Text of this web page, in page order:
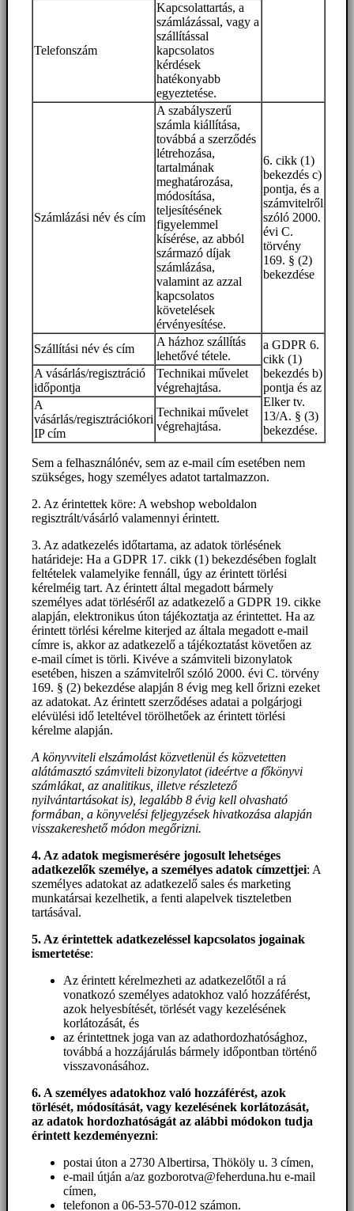
Telefonszám
Kapcsolattartás, a
számlázással, vagy a
szállítással
kapcsolatos
kérdések
hatékonyabb
egyeztetése.
Számlázási név és cím
A szabályszerű
számla kiállítása,
továbbá a szerződés
létrehozása,
tartalmának
meghatározása,
módosítása,
teljesítésének
figyelemmel
kísérése, az abból
származó díjak
számlázása,
valamint az azzal
kapcsolatos
követelések
érvényesítése.
6. cikk (1)
bekezdés c)
pontja, és a
számvitelről
szóló 2000.
évi C.
törvény
169. § (2)
bekezdése
Szállítási név és cím
A házhoz szállítás
lehetővé tétele.
a GDPR 6.
cikk (1)
bekezdés b)
pontja és az
Elker tv.
13/A. § (3)
bekezdése.
A vásárlás/regisztráció
időpontja
Technikai művelet
végrehajtása.
A
vásárlás/regisztrációkori
IP cím
Technikai művelet
végrehajtása.
Sem a felhasználónév, sem az e-mail cím esetében nem
szükséges, hogy személyes adatot tartalmazzon.
2. Az érintettek köre: A webshop weboldalon
regisztrált/vásárló valamennyi érintett.
3. Az adatkezelés időtartama, az adatok törlésének
határideje: Ha a GDPR 17. cikk (1) bekezdésében foglalt
feltételek valamelyike fennáll, úgy az érintett törlési
kérelméig tart. Az érintett által megadott bármely
személyes adat törléséről az adatkezelő a GDPR 19. cikke
alapján, elektronikus úton tájékoztatja az érintettet. Ha az
érintett törlési kérelme kiterjed az általa megadott e-mail
címre is, akkor az adatkezelő a tájékoztatást követően az
e-mail címet is törli. Kivéve a számviteli bizonylatok
esetében, hiszen a számvitelről szóló 2000. évi C. törvény
169. § (2) bekezdése alapján 8 évig meg kell őrizni ezeket
az adatokat. Az érintett szerződéses adatai a polgárjogi
elévülési idő leteltével törölhetőek az érintett törlési
kérelme alapján.
A könyvviteli elszámolást közvetlenül és közvetetten
alátámasztó számviteli bizonylatot (ideértve a főkönyvi
számlákat, az analitikus, illetve részletező
nyilvántartásokat is), legalább 8 évig kell olvasható
formában, a könyvelési feljegyzések hivatkozása alapján
visszakereshető módon megőrizni.
4. Az adatok megismerésére jogosult lehetséges
adatkezelők személye, a személyes adatok címzettjei: A
személyes adatokat az adatkezelő sales és marketing
munkatársai kezelhetik, a fenti alapelvek tiszteletben
tartásával.
5. Az érintettek adatkezeléssel kapcsolatos jogainak
ismertetése:
Az érintett kérelmezheti az adatkezelőtől a rá
vonatkozó személyes adatokhoz való hozzáférést,
azok helyesbítését, törlését vagy kezelésének
korlátozását, és
az érintettnek joga van az adathordozhatósághoz,
továbbá a hozzájárulás bármely időpontban történő
visszavonásához.
6. A személyes adatokhoz való hozzáférést, azok
törlését, módosítását, vagy kezelésének korlátozását,
az adatok hordozhatóságát az alábbi módokon tudja
érintett kezdeményezni:
postai úton a 2730 Albertirsa, Thököly u. 3 címen,
e-mail útján a/az gozborotva@feherduna.hu e-mail
címen,
telefonon a 06-53-570-012 számon.